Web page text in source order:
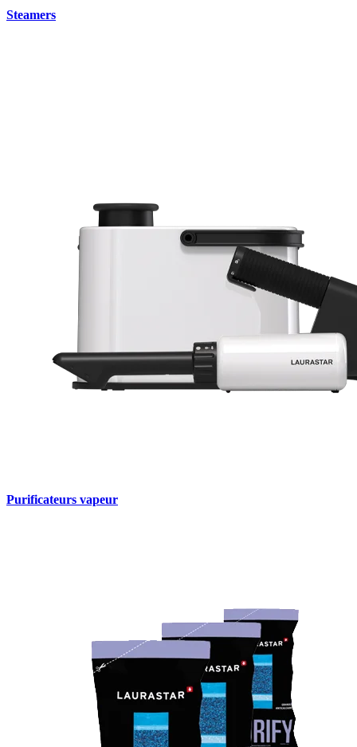
Steamers
Purificateurs vapeur